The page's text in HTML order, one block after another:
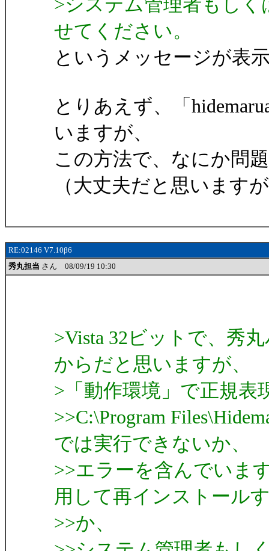
せてください。
というメッセージが表
とりあえず、「
いますが、
この方法で、なにか問
（大丈夫だと思います
RE:02146 V7.10β6
秀丸担当 さん 08/09/19 10:30
>Vista 32ビットで、秀
からだと思いますが、
>「動作環境」で正規
>>C:\Program
では実行できないか、
>>エラーを含んでいま
用して再インストール
>>か、